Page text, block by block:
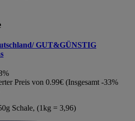
GUT&GÜNSTIG
Preis von 0.99€ (Insgesamt -33%
Schale, (1kg = 3,96)